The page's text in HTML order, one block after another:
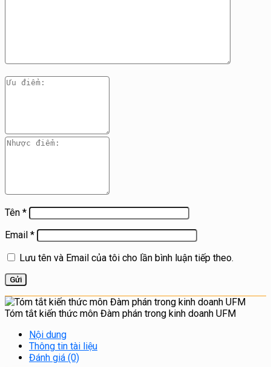
Tên *
Email *
Lưu tên và Email của tôi cho lần bình luận tiếp theo.
Tóm tắt kiến thức môn Đàm phán trong kinh doanh UFM
Nội dung
Thông tin tài liệu
Đánh giá (0)